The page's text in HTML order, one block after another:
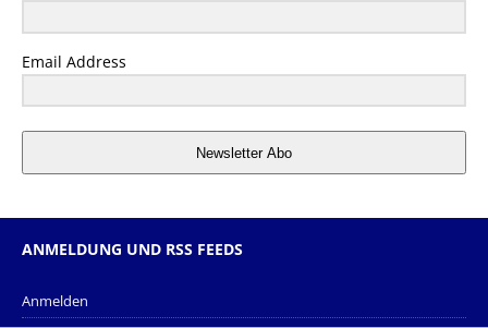
Email Address
Newsletter Abo
ANMELDUNG UND RSS FEEDS
Anmelden